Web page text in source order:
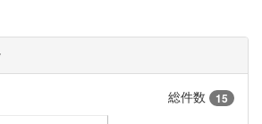
総件数 15